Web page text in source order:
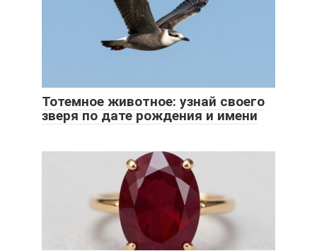
Тотемное животное: узнай своего
зверя по дате рождения и имени